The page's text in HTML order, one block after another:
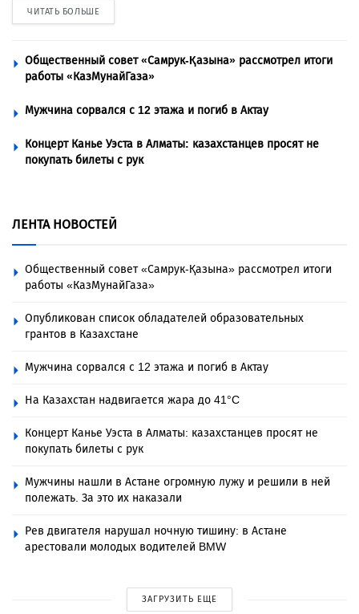
ЧИТАТЬ БОЛЬШЕ
Общественный совет «Самрук-Қазына» рассмотрел итоги
работы «КазМунайГаза»
Мужчина сорвался с 12 этажа и погиб в Актау
Концерт Канье Уэста в Алматы: казахстанцев просят не
покупать билеты с рук
ЛЕНТА НОВОСТЕЙ
Общественный совет «Самрук-Қазына» рассмотрел итоги
работы «КазМунайГаза»
Опубликован список обладателей образовательных
грантов в Казахстане
Мужчина сорвался с 12 этажа и погиб в Актау
На Казахстан надвигается жара до 41°C
Концерт Канье Уэста в Алматы: казахстанцев просят не
покупать билеты с рук
Мужчины нашли в Астане огромную лужу и решили в ней
полежать. За это их наказали
Рев двигателя нарушал ночную тишину: в Астане
арестовали молодых водителей BMW
ЗАГРУЗИТЬ ЕЩЕ